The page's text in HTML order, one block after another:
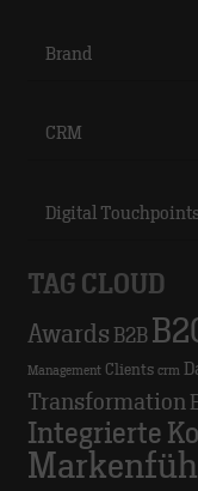
Brand
CRM
Digital
TAG CLOUD
Awards B2B
Management Clients crm
Transformation
Integrierte